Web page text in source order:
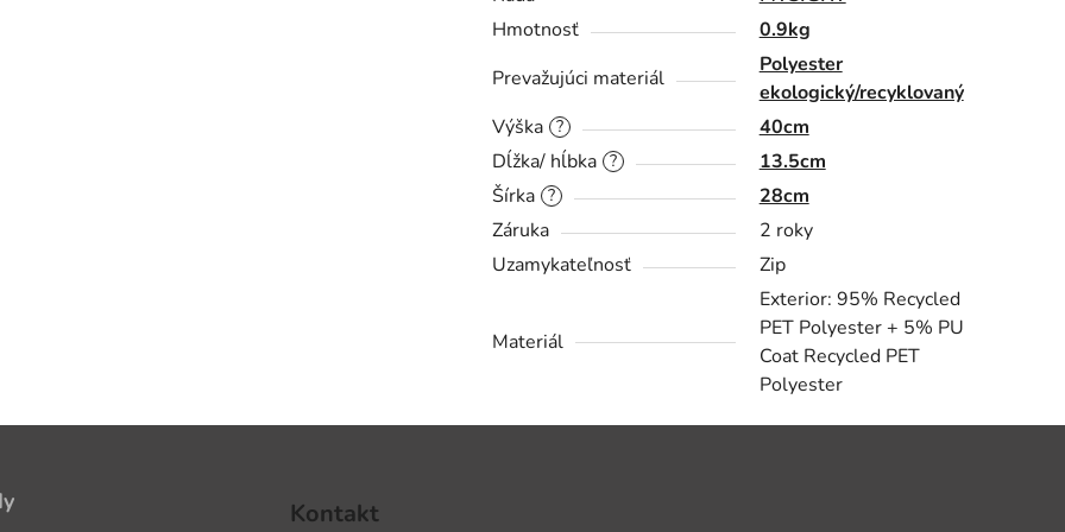
Hmotnosť
0.9kg
Prevažujúci materiál
Polyester
ekologický/recyklovaný
?
Výška 40cm
?
Dĺžka/ hĺbka 13.5cm
?
Šírka
28cm
Záruka
2 roky
Uzamykateľnosť
Zip
Materiál
Exterior: 95% Recycled
PET Polyester + 5% PU
Coat Recycled PET
Polyester
Kontakt